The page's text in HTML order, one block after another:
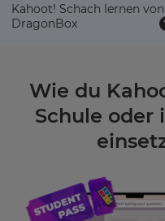
Kahoot! Schach lernen von
DragonBox
Wie du
Schule oder